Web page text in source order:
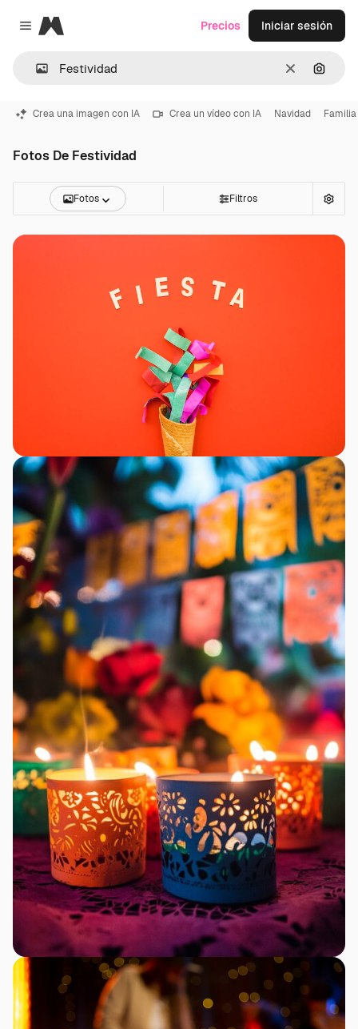
Close menu
Magnific
Borrar
Precios Iniciar sesión
Crea una imagen con IA Crea un vídeo con IA Navidad Familia
Fotos De Festividad
Fotos Filtros